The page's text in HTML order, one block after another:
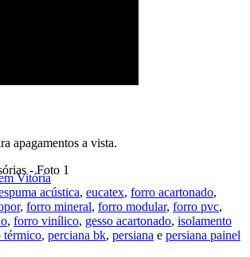
apagamentos a vista.
Vitória
acústica, eucatex, forro acartonado,
, forro mineral, forro modular, forro pvc,
, forro vinílico, gesso acartonado, isolamento
térmico, perciana bk, persiana e persiana painel